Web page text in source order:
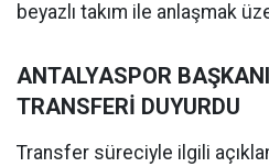
beyazlı takım ile anlaşmak
ANTALYASPOR
TRANSFERİ DUYURDU
Transfer süreciyle ilgili